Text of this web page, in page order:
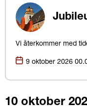
Vi återkommer med
Datum:
9 oktober 2026
10 oktober